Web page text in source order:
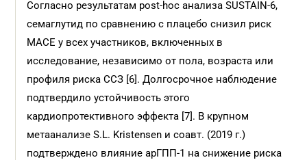
Согласно результатам post-hoc анализа SUSTAIN-6,
семаглутид по сравнению с плацебо снизил риск
MACE у всех участников, включенных в
исследование, независимо от пола, возраста или
профиля риска ССЗ [6]. Долгосрочное наблюдение
подтвердило устойчивость этого
кардиопротективного эффекта [7]. В крупном
метаанализе S.L. Kristensen и соавт. (2019 г.)
подтверждено влияние арГПП-1 на снижение риска